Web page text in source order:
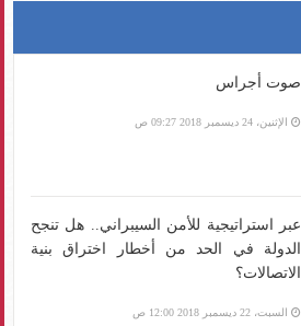
صوت أجراس
الإثنين، 24 ديسمبر 2018 09:27 ص
عبر استراتيجية للأمن السيبراني.. هل تنجح
الدولة في الحد من أخطار اختراق بنية
الاتصالات؟
السبت، 22 ديسمبر 2018 12:00 ص